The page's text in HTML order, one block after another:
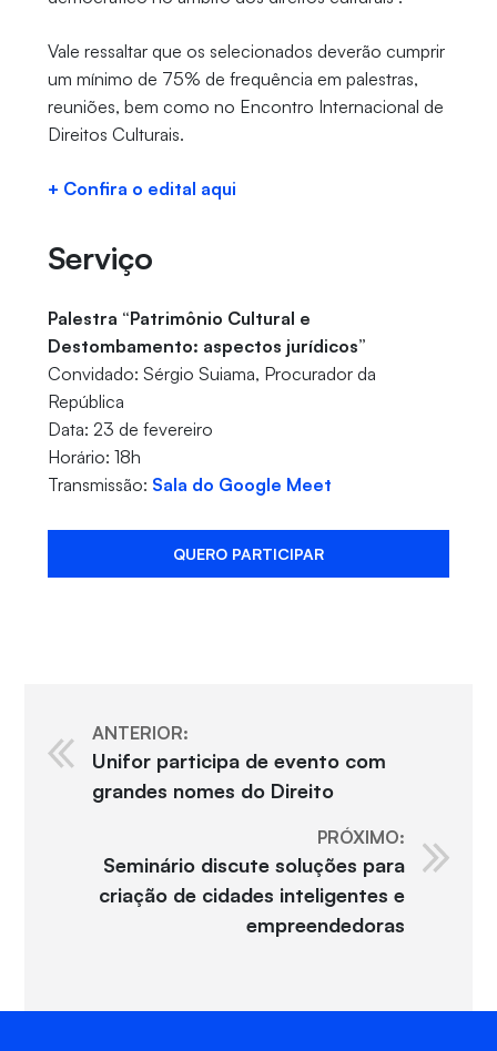
Vale ressaltar que os selecionados deverão cumprir
um mínimo de 75% de frequência em palestras,
reuniões, bem como no Encontro Internacional de
Direitos Culturais.
+ Confira o edital aqui
Serviço
Palestra “Patrimônio Cultural e
Destombamento: aspectos jurídicos”
Convidado: Sérgio Suiama, Procurador da
República
Data: 23 de fevereiro
Horário: 18h
Transmissão: Sala do Google Meet
QUERO PARTICIPAR
ANTERIOR:
Unifor participa de evento com
grandes nomes do Direito
PRÓXIMO:
Seminário discute soluções para
criação de cidades inteligentes e
empreendedoras